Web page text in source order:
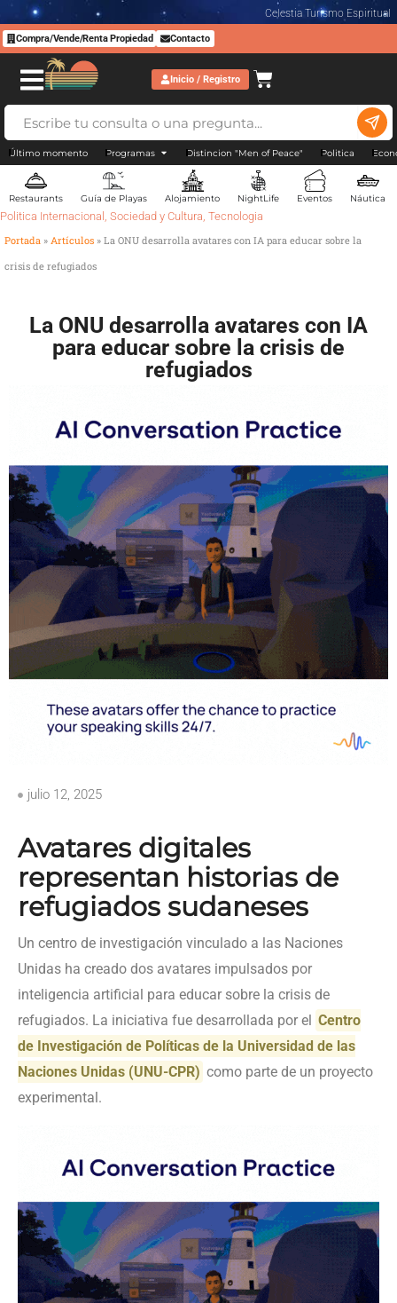
Celestia Turismo Espiritual
Compra/Vende/Renta Propiedad Contacto
Inicio / Registro
Último momento Programas Distincion "Men of Peace" Politica
Restaurants Guía de Playas Alojamiento NightLife Eventos Náutica
Politica Internacional , Sociedad y Cultura, Tecnologia
Portada » Artículos » La ONU desarrolla avatares con IA para educar sobre la
crisis de refugiados
La ONU desarrolla avatares con IA
para educar sobre la crisis de
refugiados
julio 12, 2025
Avatares digitales
representan historias de
refugiados sudaneses
Un centro de investigación vinculado a las Naciones
Unidas ha creado dos avatares impulsados por
inteligencia artificial para educar sobre la crisis de
refugiados. La iniciativa fue desarrollada por el Centro
de Investigación de Políticas de la Universidad de las
Naciones Unidas (UNU-CPR) como parte de un proyecto
experimental.